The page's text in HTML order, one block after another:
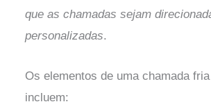
que as chamadas sejam
personalizadas.
Os elementos de uma chamada
incluem: